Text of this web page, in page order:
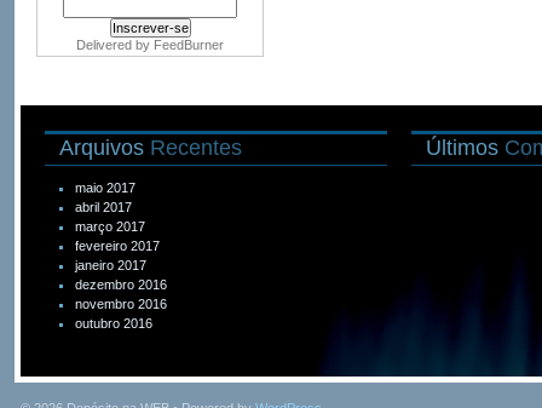
Delivered by FeedBurner
Arquivos Recentes
maio 2017
abril 2017
março 2017
fevereiro 2017
janeiro 2017
dezembro 2016
novembro 2016
outubro 2016
Últimos